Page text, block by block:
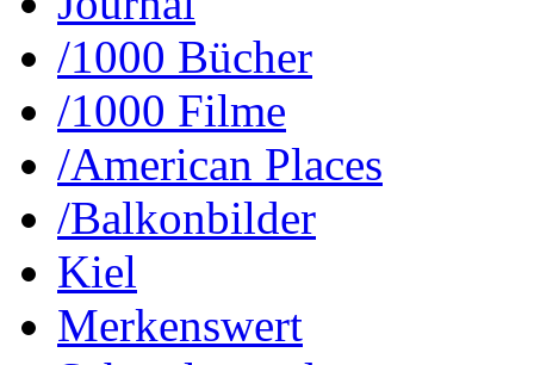
/1000 Bücher
/1000 Filme
/American Places
/Balkonbilder
Kiel
Merkenswert